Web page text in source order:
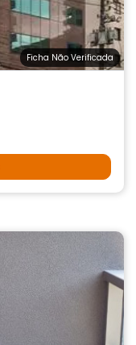
Ficha Não Verificada